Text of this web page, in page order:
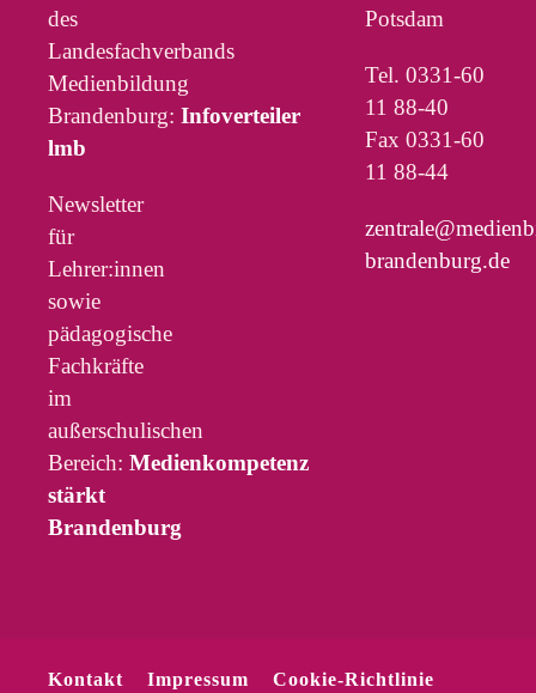
des
Landesfachverbands
Medienbildung
Brandenburg: Infoverteiler
lmb
Newsletter
für
Lehrer:innen
sowie
pädagogische
Fachkräfte
im
außerschulischen
Bereich: Medienkompetenz
stärkt
Brandenburg
Potsdam
Tel. 0331-60
11 88-40
Fax 0331-60
11 88-44
brandenburg.de
Kontakt Impressum
Cookie-Richtlinie